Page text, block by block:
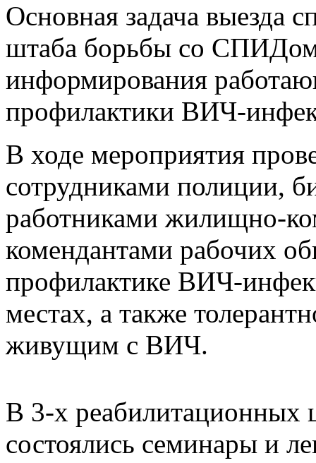
Основная задача выезда
штаба борьбы со СПИДом
информирования
профилактики ВИЧ-
В ходе мероприятия
сотрудниками полиции,
работниками жилищно-
комендантами рабочих
профилактике ВИЧ-
местах, а также
живущим с ВИЧ.
В 3-х реабилитационных
состоялись семинары и